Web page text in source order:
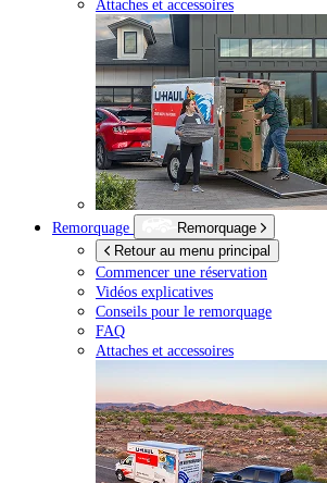
Attaches et accessoires
Remorquage
Remorquage
Retour au menu principal
Commencer une réservation
Vidéos explicatives
Conseils pour le remorquage
FAQ
Attaches et accessoires